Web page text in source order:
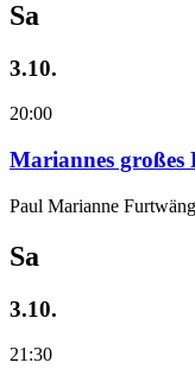
Sa
3.10.
20:00
Mariannes großes
Paul Marianne
Sa
3.10.
21:30